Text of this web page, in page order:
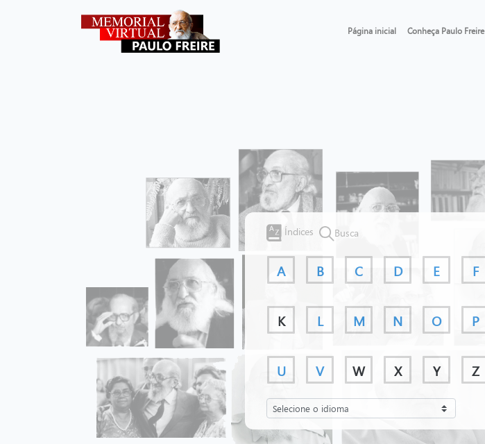
Página inicial Conheça Paulo Freire
Índices Busca
A B C D E F
K L M N O P
U V W X Y Z